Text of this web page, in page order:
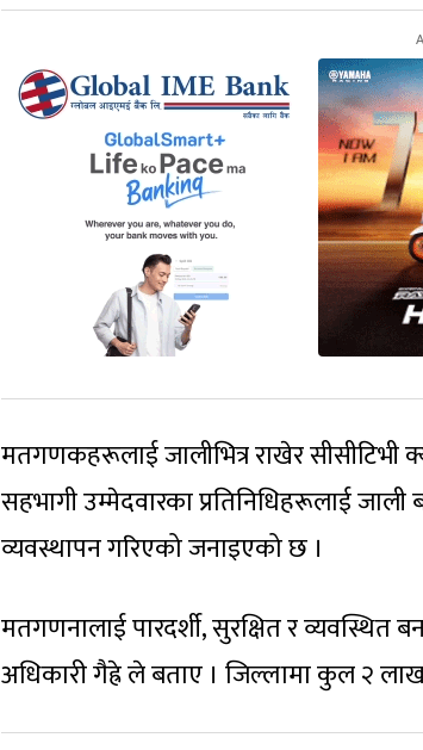
मतगणकहरूलाई जालीभित्र राखेर सीसीटिभी
सहभागी उम्मेदवारका प्रतिनिधिहरूलाई जाली
व्यवस्थापन गरिएको जनाइएको छ ।
मतगणनालाई पारदर्शी, सुरक्षित र
अधिकारी गैह्रे ले बताए । जिल्लामा कुल २